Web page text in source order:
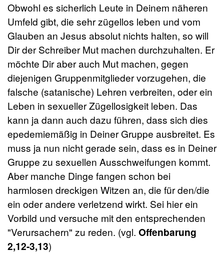
Obwohl es sicherlich Leute in Deinem näheren
Umfeld gibt, die sehr zügellos leben und vom
Glauben an Jesus absolut nichts halten, so will
Dir der Schreiber Mut machen durchzuhalten. Er
möchte Dir aber auch Mut machen, gegen
diejenigen Gruppenmitglieder vorzugehen, die
falsche (satanische) Lehren verbreiten, oder ein
Leben in sexueller Zügellosigkeit leben. Das
kann ja dann auch dazu führen, dass sich dies
epedemiemäßig in Deiner Gruppe ausbreitet. Es
muss ja nun nicht gerade sein, dass es in Deiner
Gruppe zu sexuellen Ausschweifungen kommt.
Aber manche Dinge fangen schon bei
harmlosen dreckigen Witzen an, die für den/die
ein oder andere verletzend wirkt. Sei hier ein
Vorbild und versuche mit den entsprechenden
"Verursachern" zu reden. (vgl. Offenbarung
2,12-3,13)